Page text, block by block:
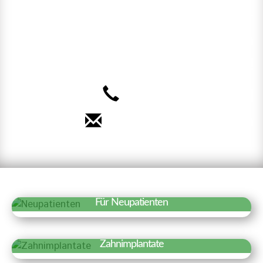
Für Neupatienten
Wir freuen uns über Ihr Interesse an
unserer Praxis. Auf einen Blick haben wir
Erfahren Sie mehr »
Zahnimplantate